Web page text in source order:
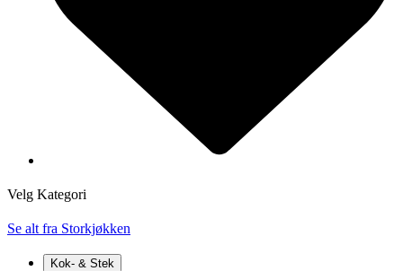
Velg Kategori
Se alt fra Storkjøkken
Kok- & Stek